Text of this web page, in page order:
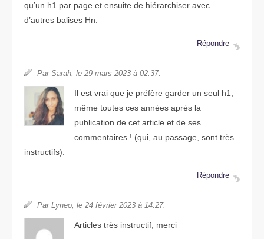
qu’un h1 par page et ensuite de hiérarchiser avec
d’autres balises Hn.
Répondre
Par Sarah, le 29 mars 2023 à 02:37.
Il est vrai que je préfère garder un seul h1,
même toutes ces années après la
publication de cet article et de ses
commentaires ! (qui, au passage, sont très
instructifs).
Répondre
Par Lyneo, le 24 février 2023 à 14:27.
Articles très instructif, merci